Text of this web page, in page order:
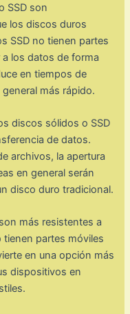
SSD son
los discos duros
SSD no tienen partes
los datos de forma
en tiempos de
más rápido.
discos sólidos o SSD
de datos.
archivos, la apertura
en general serán
disco duro tradicional.
más resistentes a
partes móviles
en una opción más
dispositivos en